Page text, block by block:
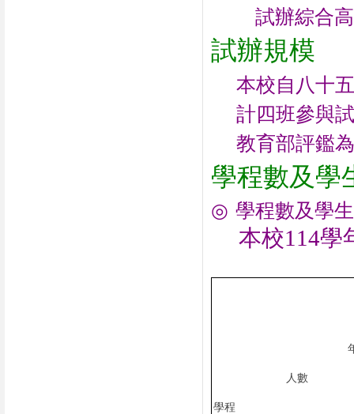
試辦綜合
試辦規模
本校自八十
計四班參與
教育部評鑑
學程數及學
◎ 學程數及學
本校114學
人數
學程